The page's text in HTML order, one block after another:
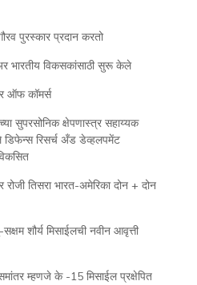
पुरस्कार प्रदान करतो
भारतीय विकसकांसाठी सुरू केले
ऑफ कॉमर्स
सुपरसोनिक क्षेपणास्त्र सहाय्यक
रिसर्च अँड डेव्हलपमेंट
तिसरा भारत-अमेरिका दोन + दोन
शौर्य मिसाईलची नवीन आवृत्ती
म्हणजे के -15 मिसाईल प्रक्षेपित